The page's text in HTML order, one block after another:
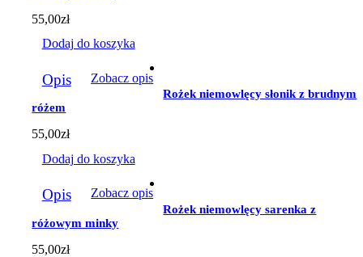
55,00zł
Dodaj do koszyka
Opis Zobacz opis
Rożek niemowlęcy słonik z brudnym
różem
55,00zł
Dodaj do koszyka
Opis Zobacz opis
Rożek niemowlęcy sarenka z
różowym minky
55,00zł